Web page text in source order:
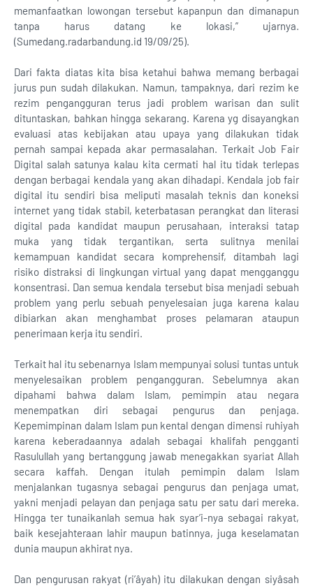
memanfaatkan lowongan tersebut kapanpun dan dimanapun
tanpa harus datang ke lokasi,” ujarnya.
(Sumedang.radarbandung.id 19/09/25).
Dari fakta diatas kita bisa ketahui bahwa memang berbagai
jurus pun sudah dilakukan. Namun, tampaknya, dari rezim ke
rezim pengangguran terus jadi problem warisan dan sulit
dituntaskan, bahkan hingga sekarang. Karena yg disayangkan
evaluasi atas kebijakan atau upaya yang dilakukan tidak
pernah sampai kepada akar permasalahan. Terkait Job Fair
Digital salah satunya kalau kita cermati hal itu tidak terlepas
dengan berbagai kendala yang akan dihadapi. Kendala job fair
digital itu sendiri bisa meliputi masalah teknis dan koneksi
internet yang tidak stabil, keterbatasan perangkat dan literasi
digital pada kandidat maupun perusahaan, interaksi tatap
muka yang tidak tergantikan, serta sulitnya menilai
kemampuan kandidat secara komprehensif, ditambah lagi
risiko distraksi di lingkungan virtual yang dapat mengganggu
konsentrasi. Dan semua kendala tersebut bisa menjadi sebuah
problem yang perlu sebuah penyelesaian juga karena kalau
dibiarkan akan menghambat proses pelamaran ataupun
penerimaan kerja itu sendiri.
Terkait hal itu sebenarnya Islam mempunyai solusi tuntas untuk
menyelesaikan problem pengangguran. Sebelumnya akan
dipahami bahwa dalam Islam, pemimpin atau negara
menempatkan diri sebagai pengurus dan penjaga.
Kepemimpinan dalam Islam pun kental dengan dimensi ruhiyah
karena keberadaannya adalah sebagai khalifah pengganti
Rasulullah yang bertanggung jawab menegakkan syariat Allah
secara kaffah. Dengan itulah pemimpin dalam Islam
menjalankan tugasnya sebagai pengurus dan penjaga umat,
yakni menjadi pelayan dan penjaga satu per satu dari mereka.
Hingga ter tunaikanlah semua hak syar’i-nya sebagai rakyat,
baik kesejahteraan lahir maupun batinnya, juga keselamatan
dunia maupun akhirat nya.
Dan pengurusan rakyat (ri’âyah) itu dilakukan dengan siyâsah